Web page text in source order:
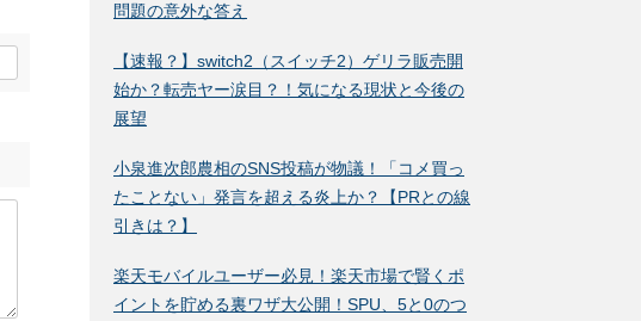
問題の意外な答え
【速報？】switch2（スイッチ2）ゲリラ販売開
始か？転売ヤー涙目？！気になる現状と今後の
展望
小泉進次郎農相のSNS投稿が物議！「コメ買っ
たことない」発言を超える炎上か？【PRとの線
引きは？】
楽天モバイルユーザー必見！楽天市場で賢くポ
イントを貯める裏ワザ大公開！SPU、5と0のつ